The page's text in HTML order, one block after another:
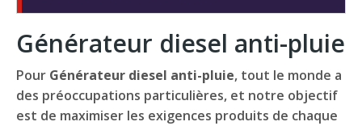
Générateur diesel anti-pluie
Pour Générateur diesel anti-pluie, tout le monde a
des préoccupations particulières, et notre objectif
est de maximiser les exigences produits de chaque